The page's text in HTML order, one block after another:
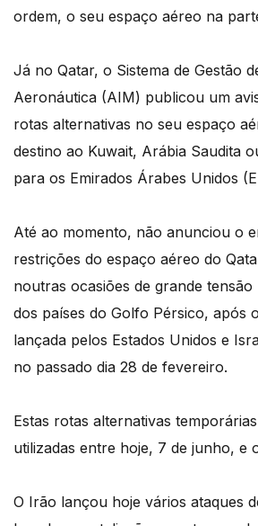
ordem, o seu espaço aéreo na
Já no Qatar, o Sistema de Gestão
Aeronáutica (AIM) publicou um
rotas alternativas no seu espaço
destino ao Kuwait, Arábia Saudita
para os Emirados Árabes Unidos
Até ao momento, não anunciou o
restrições do espaço aéreo do
noutras ocasiões de grande
dos países do Golfo Pérsico, após
lançada pelos Estados Unidos e
no passado dia 28 de fevereiro.
Estas rotas alternativas
utilizadas entre hoje, 7 de junho, e
O Irão lançou hoje vários ataques